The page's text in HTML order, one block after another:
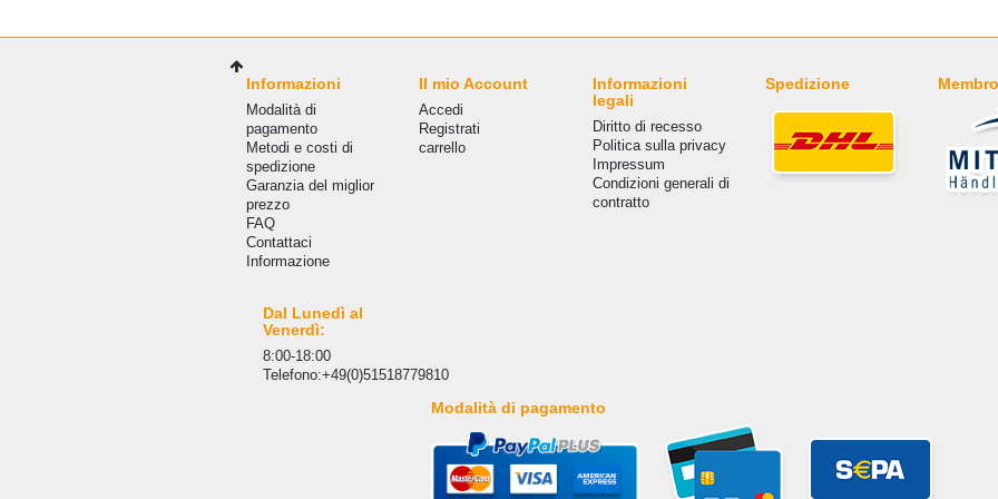
Informazioni
Modalità di
pagamento
Metodi e costi di
spedizione
Garanzia del miglior
prezzo
FAQ
Сontattaci
Informazione
Il mio Account
Accedi
Registrati
carrello
Informazioni
legali
Diritto di recesso
Politica sulla privacy
Impressum
Condizioni generali di
contratto
Spedizione
Dal Lunedì al
Venerdì:
8:00-18:00
Telefono:+49(0)51518779810
Modalità di pagamento